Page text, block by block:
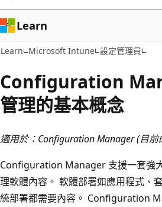
Learn
Learn Microsoft Intune 設定管理員
Configuration
管理的基本概念
適用於：Configuration Manager (目前
Configuration Manager 支援一套強
理軟體內容。 軟體部署如應用程式、
統部署都需要內容。 Configuration